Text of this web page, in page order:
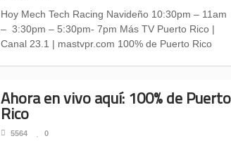
Hoy Mech Tech Racing Navideño 10:30pm – 11am
– 3:30pm – 5:30pm- 7pm Más TV Puerto Rico |
Canal 23.1 | mastvpr.com 100% de Puerto Rico
Ahora en vivo aquí: 100% de Puerto
Rico
5564 0